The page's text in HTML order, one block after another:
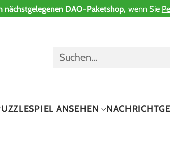
nächstgelegenen DAO-Paketshop, wenn Sie
Suchen…
ANSEHEN NACHRICHT